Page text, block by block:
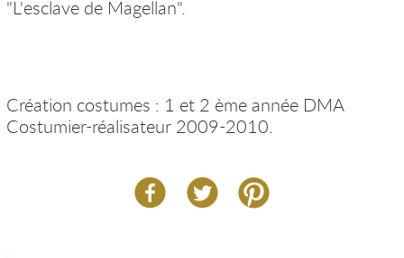
"L'esclave de Magellan".
Création costumes : 1 et 2 ème année DMA
Costumier-réalisateur 2009-2010.